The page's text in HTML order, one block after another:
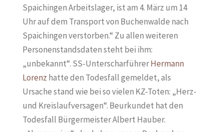
Spaichingen Arbeitslager, ist am 4. März um 14
Uhr auf dem Transport von Buchenwalde nach
Spaichingen verstorben.“ Zu allen weiteren
Personenstandsdaten steht bei ihm:
„unbekannt“. SS-UnterscharführerHermann
Lorenz hatte den Todesfall gemeldet, als
Ursache stand wie bei so vielen KZ-Toten: „Herz-
und Kreislaufversagen“. Beurkundet hat den
Todesfall Bürgermeister Albert Hauber.